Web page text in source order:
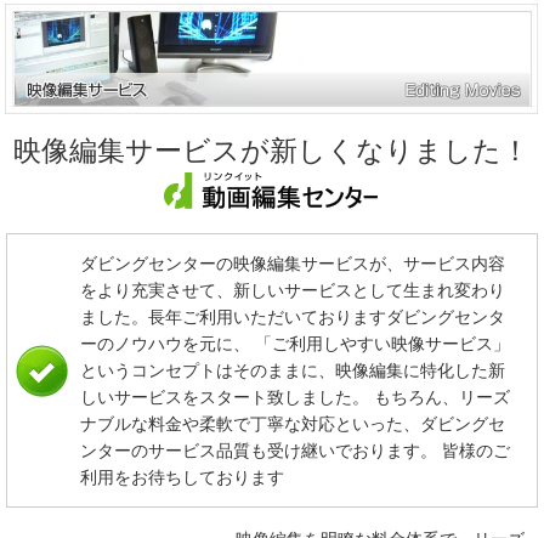
映像編集サービスが新しくなりました！
ダビングセンターの映像編集サービスが、サービス内容
をより充実させて、新しいサービスとして生まれ変わり
ました。長年ご利用いただいておりますダビングセンタ
ーのノウハウを元に、 「ご利用しやすい映像サービス」
というコンセプトはそのままに、映像編集に特化した新
しいサービスをスタート致しました。 もちろん、リーズ
ナブルな料金や柔軟で丁寧な対応といった、ダビングセ
ンターのサービス品質も受け継いでおります。 皆様のご
利用をお待ちしております